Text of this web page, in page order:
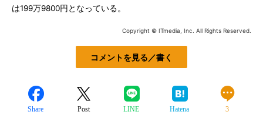
は199万9800円となっている。
Copyright © ITmedia, Inc. All Rights Reserved.
コメントを見る／書く
Share Post LINE Hatena 3